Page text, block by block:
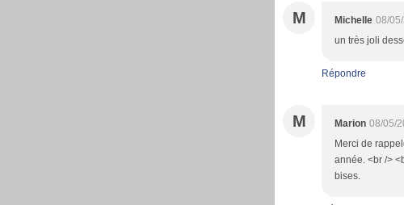
M Michelle 08/
un très joli
Répondre
M Marion 08/05/
Merci de
année. <br />
bises.